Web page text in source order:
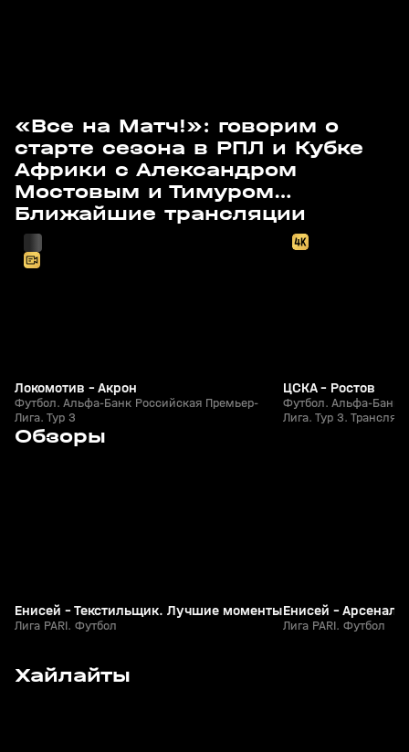
«Все на Матч!»: говорим о
старте сезона в РПЛ и Кубке
Африки с Александром
Мостовым и Тимуром
Журавелем
Ближайшие трансляции
Локомотив - Акрон
Футбол. Альфа-Банк Российская Премьер-
Лига. Тур 3
ЦСКА - Ростов
Футбол. Альфа-Банк
Лига. Тур 3.
Обзоры
Сегодня, 18:21
Енисей - Текстильщик. Лучшие моменты
Лига PARI. Футбол
Сегодня, 18:20
Енисей -
Лига PARI. Футбол
Хайлайты
Сегодня, 18:47